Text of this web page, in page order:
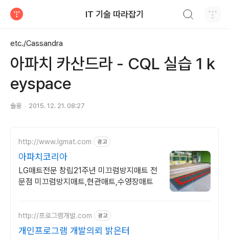
IT 기술 따라잡기
etc./Cassandra
아파치 카산드라 - CQL 실습 1 k
eyspace
솔웅 2015. 12. 21. 08:27
http://www.lgmat.com 광고
아파치코리아
LG매트전문 창립21주년 미끄럼방지매트 전
문점 미끄럼방지매트,현관매트,수영장매트
http://프로그램개발.com 광고
개인프로그램 개발의뢰 밝은터